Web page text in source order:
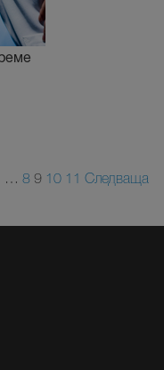
… 8 9 10 11 Следваща